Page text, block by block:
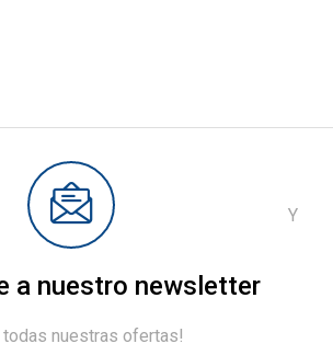
a nuestro newsletter
Y
nuestras ofertas!